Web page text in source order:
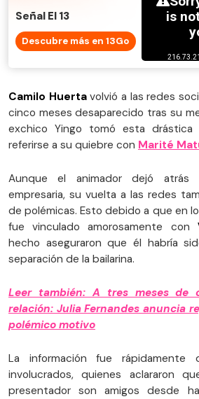
Señal El 13
Descubre más en 13Go
Camilo Huertavolvió a las redes
cinco meses desaparecido tras su
exchico Yingo tomó esta drástica
referirse a su quiebre con Marité
Aunque el animador dejó
empresaria, su vuelta a las redes
de polémicas. Esto debido a que en
fue vinculado amorosamente con
hecho aseguraron que él habría
separación de la bailarina.
Leer también: A tres meses de
relación: Julia Fernandes anuncia
polémico motivo
La información fue rápidamente
involucrados, quienes aclararon
presentador son amigos desde